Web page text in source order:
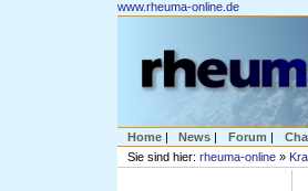
www.rheuma-online.de
Home| News | Forum |
Sie sind hier: rheuma-online »